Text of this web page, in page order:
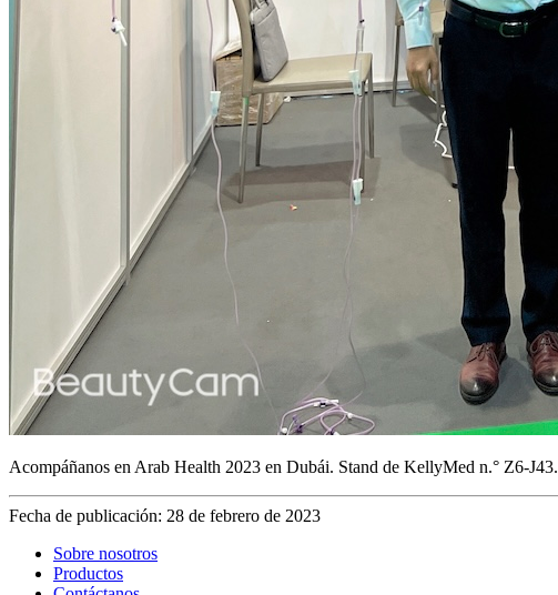
Acompáñanos en Arab Health 2023 en Dubái. Stand de KellyMed n.° Z6-J43.
Fecha de publicación: 28 de febrero de 2023
Sobre nosotros
Productos